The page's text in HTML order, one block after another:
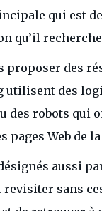
qui est
qu’il
proposer des
utilisent des
des robots qui
pages Web de
aussi
sans